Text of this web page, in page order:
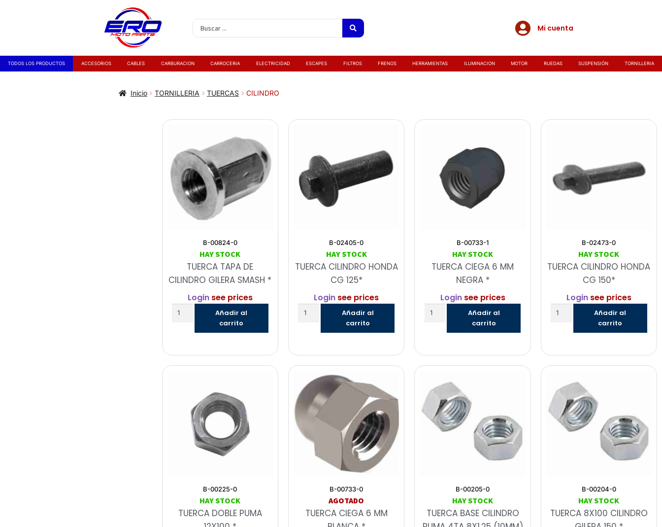
Mi cuenta
TODOS LOS PRODUCTOS ACCESORIOS CABLES CARBURACION CARROCERIA ELECTRICIDAD ESCAPES FILTROS FRENOS HERRAMIENTAS ILUMINACION MOTOR RUEDAS SUSPENSIÓN TORNILLERIA
Inicio TORNILLERIA TUERCAS CILINDRO
B-00824-0
HAY STOCK
TUERCA TAPA DE
CILINDRO GILERA SMASH *
Loginsee prices
Añadir al
carrito
B-02405-0
HAY STOCK
TUERCA CILINDRO HONDA
CG 125*
Login see prices
Añadir al
carrito
B-00733-1
HAY STOCK
TUERCA CIEGA 6 MM
NEGRA *
Loginsee prices
Añadir al
carrito
B-02473-0
HAY STOCK
TUERCA CILINDRO HONDA
CG 150*
Loginsee prices
Añadir al
carrito
B-00225-0
HAY STOCK
TUERCA DOBLE PUMA
B-00733-0
AGOTADO
TUERCA CIEGA 6 MM
B-00205-0
HAY STOCK
TUERCA BASE CILINDRO
B-00204-0
HAY STOCK
TUERCA 8X100 CILINDRO